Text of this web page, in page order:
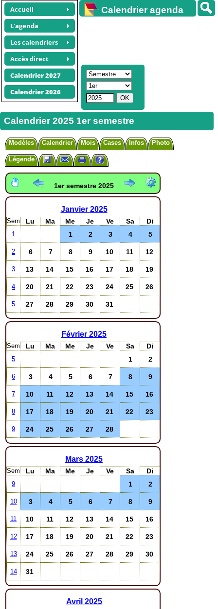
Accueil
L'agenda
Les calendriers
Accès direct
Calendrier 2027
Calendrier 2026
Calendrier agenda
Calendrier 2025 1er semestre
Modèles Calendrier Mois Cases Infos Photo
Légende
1er semestre 2025
Janvier 2025
Sem Lu Ma Me Je Ve Sa Di
1 1 2 3 4 5
2 6 7 8 9 10 11 12
3 13 14 15 16 17 18 19
4 20 21 22 23 24 25 26
5 27 28 29 30 31
Février 2025
Sem Lu Ma Me Je Ve Sa Di
5 1 2
6 3 4 5 6 7 8 9
7 10 11 12 13 14 15 16
8 17 18 19 20 21 22 23
9 24 25 26 27 28
Mars 2025
Sem Lu Ma Me Je Ve Sa Di
9 1 2
10 3 4 5 6 7 8 9
11 10 11 12 13 14 15 16
12 17 18 19 20 21 22 23
13 24 25 26 27 28 29 30
14 31
Avril 2025